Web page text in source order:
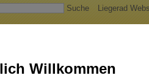
Suche Liegerad
Willkommen